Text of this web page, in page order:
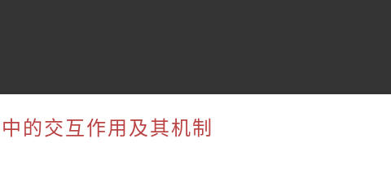
的交互作用及其机制